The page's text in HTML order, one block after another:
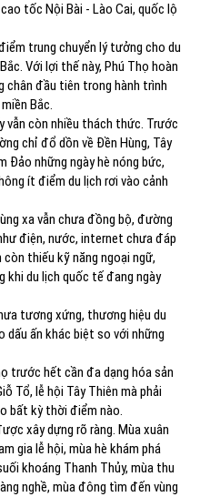
tốc Nội Bài - Lào Cai, quốc lộ
trung chuyển lý tưởng cho du
Với lợi thế này, Phú Thọ hoàn
đầu tiên trong hành trình
Bắc.
vẫn còn nhiều thách thức. Trước
chỉ đổ dồn về Đền Hùng, Tây
Đảo những ngày hè nóng bức,
ít điểm du lịch rơi vào cảnh
xa vẫn chưa đồng bộ, đường
điện, nước, internet chưa đáp
thiếu kỹ năng ngoại ngữ,
khi du lịch quốc tế đang ngày
tương xứng, thương hiệu du
ấn khác biệt so với những
trước hết cần đa dạng hóa sản
Tổ, lễ hội Tây Thiên mà phải
bất kỳ thời điểm nào.
xây dựng rõ ràng. Mùa xuân
gia lễ hội, mùa hè khám phá
khoáng Thanh Thủy, mùa thu
nghề, mùa đông tìm đến vùng